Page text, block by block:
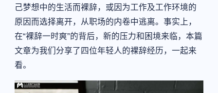
己梦想中的生活而裸辞，或因为工作及工作环境的
原因而选择离开，从职场的内卷中逃离。事实上，
在“裸辞一时爽”的背后，新的压力和困境来临，本篇
文章为我们分享了四位年轻人的裸辞经历，一起来
看。